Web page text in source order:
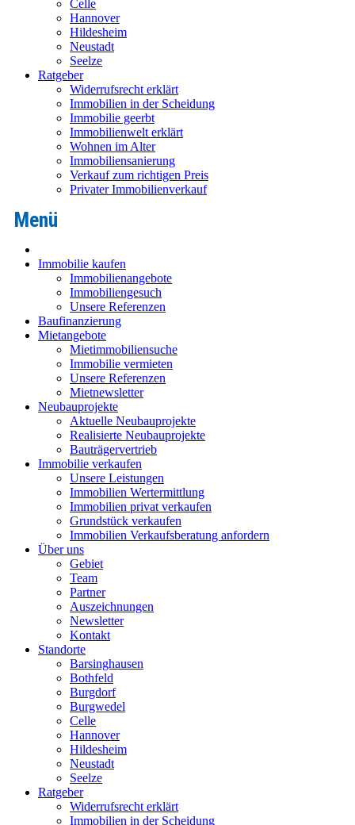
Celle
Hannover
Hildesheim
Neustadt
Seelze
Ratgeber
Widerrufsrecht erklärt
Immobilien in der Scheidung
Immobilie geerbt
Immobilienwelt erklärt
Wohnen im Alter
Immobiliensanierung
Verkauf zum richtigen Preis
Privater Immobilienverkauf
Immobilie kaufen
Immobilienangebote
Immobiliengesuch
Unsere Referenzen
Baufinanzierung
Mietangebote
Mietimmobiliensuche
Immobilie vermieten
Unsere Referenzen
Mietnewsletter
Neubauprojekte
Aktuelle Neubauprojekte
Realisierte Neubauprojekte
Bauträgervertrieb
Immobilie verkaufen
Unsere Leistungen
Immobilien Wertermittlung
Immobilien privat verkaufen
Grundstück verkaufen
Immobilien Verkaufsberatung anfordern
Über uns
Gebiet
Team
Partner
Auszeichnungen
Newsletter
Kontakt
Standorte
Barsinghausen
Bothfeld
Burgdorf
Burgwedel
Celle
Hannover
Hildesheim
Neustadt
Seelze
Ratgeber
Widerrufsrecht erklärt
Immobilien in der Scheidung